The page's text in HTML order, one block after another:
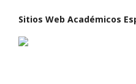
Sitios Web Académicos